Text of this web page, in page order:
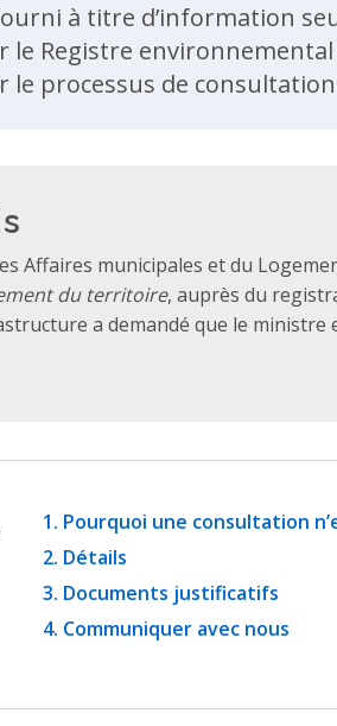
à titre d’information
Registre
le processus de
Affaires municipales et du
du territoire, auprès du
a demandé que le
Pourquoi une consultation
Détails
Documents justificatifs
Communiquer avec nous